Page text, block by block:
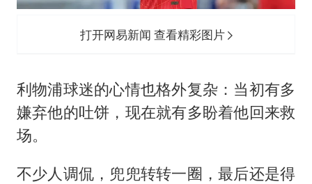
打开网易新闻 查看精彩图片
利物浦球迷的心情也格外复杂：当初有多
嫌弃他的吐饼，现在就有多盼着他回来救
场。
不少人调侃，兜兜转转一圈，最后还是得